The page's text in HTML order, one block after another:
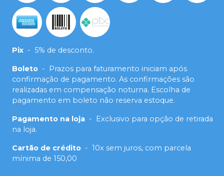
Pix - 5% de desconto.
Boleto -
Prazos para faturamento iniciam após
confirmação de pagamento. As confirmações são
realizadas em compensação noturna. Escolha de
pagamento em boleto não reserva estoque.
Pagamento na loja -
Exclusivo para opção de retirada
na loja.
Cartão de crédito - 10x sem juros, com parcela
mínima de 150,00